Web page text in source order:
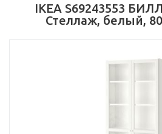
IKEA S69243553
Стеллаж, белый,